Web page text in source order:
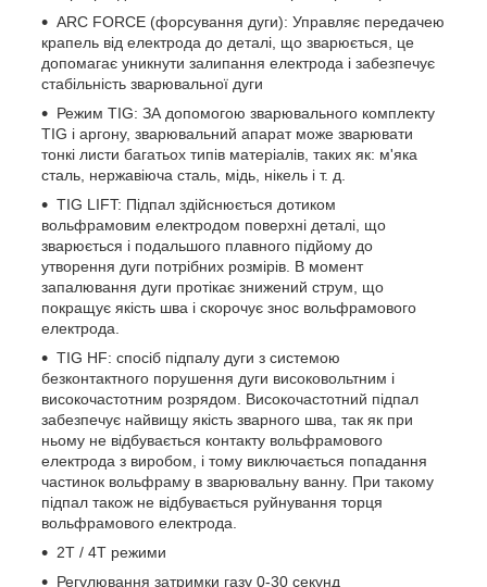
ARC FORCE (форсування дуги): Управляє передачею
крапель від електрода до деталі, що зварюється, це
допомагає уникнути залипання електрода і забезпечує
стабільність зварювальної дуги
Режим TIG: ЗА допомогою зварювального комплекту
TIG і аргону, зварювальний апарат може зварювати
тонкі листи багатьох типів матеріалів, таких як: м'яка
сталь, нержавіюча сталь, мідь, нікель і т. д.
TIG LIFT: Підпал здійснюється дотиком
вольфрамовим електродом поверхні деталі, що
зварюється і подальшого плавного підйому до
утворення дуги потрібних розмірів. В момент
запалювання дуги протікає знижений струм, що
покращує якість шва і скорочує знос вольфрамового
електрода.
TIG HF: спосіб підпалу дуги з системою
безконтактного порушення дуги високовольтним і
високочастотним розрядом. Високочастотний підпал
забезпечує найвищу якість зварного шва, так як при
ньому не відбувається контакту вольфрамового
електрода з виробом, і тому виключається попадання
частинок вольфраму в зварювальну ванну. При такому
підпал також не відбувається руйнування торця
вольфрамового електрода.
2Т / 4Т режими
Регулювання затримки газу 0-30 секунд